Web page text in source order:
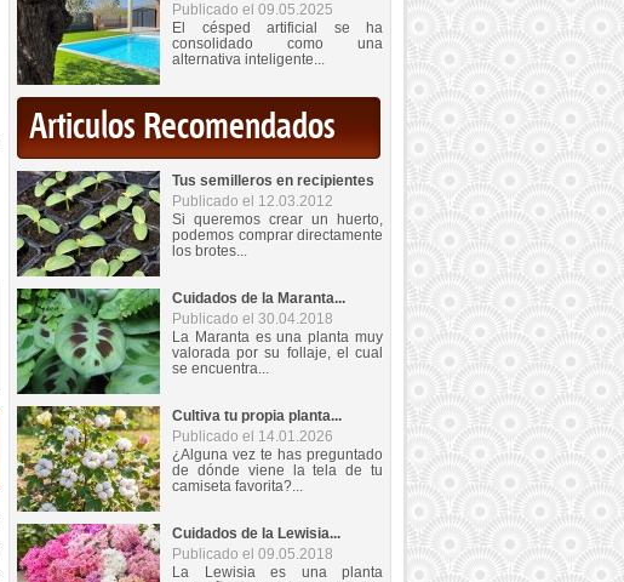
Publicado el 09.05.2025
El césped artificial se ha
consolidado como una
alternativa inteligente...
Articulos Recomendados
Tus semilleros en recipientes
Publicado el 12.03.2012
Si queremos crear un huerto,
podemos comprar directamente
los brotes...
Cuidados de la Maranta...
Publicado el 30.04.2018
La Maranta es una planta muy
valorada por su follaje, el cual
se encuentra...
Cultiva tu propia planta...
Publicado el 14.01.2026
¿Alguna vez te has preguntado
de dónde viene la tela de tu
camiseta favorita?...
Cuidados de la Lewisia...
Publicado el 09.05.2018
La Lewisia es una planta